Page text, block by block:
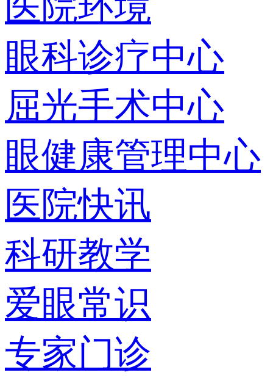
眼科诊疗中心
屈光手术中心
眼健康管理中心
医院快讯
科研教学
爱眼常识
专家门诊